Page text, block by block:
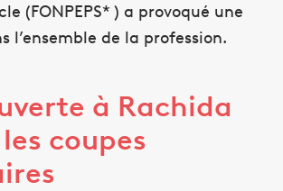
(FONPEPS* ) a provoqué une
l’ensemble de la profession.
à Rachida
coupes